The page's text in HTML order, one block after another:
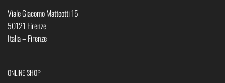
Viale Giacomo Matteotti 15
50121 Firenze
Italia – Firenze
ONLINE SHOP